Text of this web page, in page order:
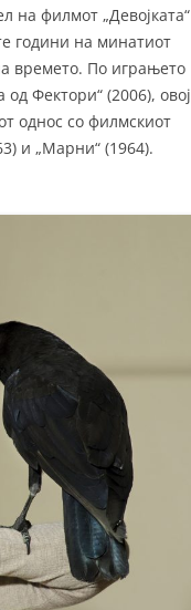
на филмот „Девојката“
години на минатиот
времето. По играњето
Фектори“ (2006), овој
однос со филмскиот
и „Марни“ (1964).